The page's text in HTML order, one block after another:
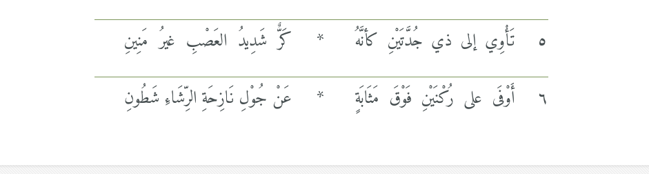
٥
تَأْوِي إلى ذي جُدَّتَيْنِ كأنَّهُ *
كَرٌّ شَدِيدُ العَصْبِ غيرُ مَنِينِ
٦
أَوْفَى على رُكْنَيْنِ فَوْقَ مَثَابَةٍ * عَنْ جُوْلِ نَازِحَةِ الرِّشَاءِ شَطُونِ